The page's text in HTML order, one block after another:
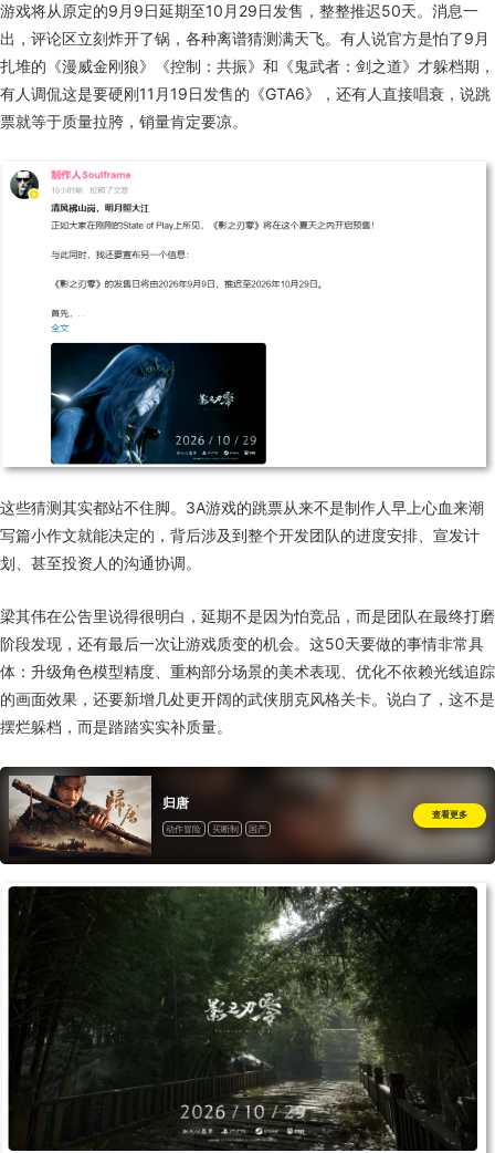
游戏将从原定的9月9日延期至10月29日发售，整整推迟50天。消息一
出，评论区立刻炸开了锅，各种离谱猜测满天飞。有人说官方是怕了9月
扎堆的《漫威金刚狼》《控制：共振》和《鬼武者：剑之道》才躲档期，
有人调侃这是要硬刚11月19日发售的《GTA6》，还有人直接唱衰，说跳
票就等于质量拉胯，销量肯定要凉。
这些猜测其实都站不住脚。3A游戏的跳票从来不是制作人早上心血来潮
写篇小作文就能决定的，背后涉及到整个开发团队的进度安排、宣发计
划、甚至投资人的沟通协调。
梁其伟在公告里说得很明白，延期不是因为怕竞品，而是团队在最终打磨
阶段发现，还有最后一次让游戏质变的机会。这50天要做的事情非常具
体：升级角色模型精度、重构部分场景的美术表现、优化不依赖光线追踪
的画面效果，还要新增几处更开阔的武侠朋克风格关卡。说白了，这不是
摆烂躲档，而是踏踏实实补质量。
归唐
动作冒险 买断制 国产
查看更多